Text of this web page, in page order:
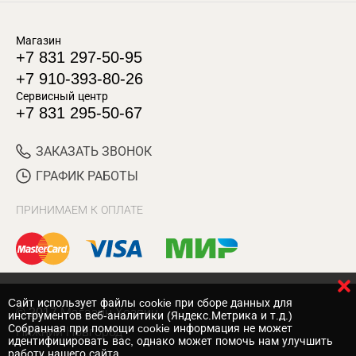
Магазин
+7 831 297-50-95
+7 910-393-80-26
Сервисный центр
+7 831 295-50-67
ЗАКАЗАТЬ ЗВОНОК
ГРАФИК РАБОТЫ
ПРИНИМАЕМ К ОПЛАТЕ
© 2017 Магазин Хозяин
Нижний Новгород
Cайт использует файлы cookie при сборе данных для
инструментов веб-аналитики (Яндекс.Метрика и т.д.)
Собранная при помощи cookie информация не может
идентифицировать вас, однако может помочь нам улучшить